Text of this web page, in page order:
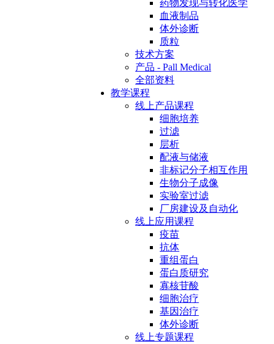
药物发现与转化医学
血液制品
体外诊断
质粒
技术方案
产品 - Pall Medical
全部资料
教学课程
线上产品课程
细胞培养
过滤
层析
配液与储液
非标记分子相互作用
生物分子成像
实验室过滤
厂房建设及自动化
线上应用课程
疫苗
抗体
重组蛋白
蛋白质研究
寡核苷酸
细胞治疗
基因治疗
体外诊断
线上专题课程